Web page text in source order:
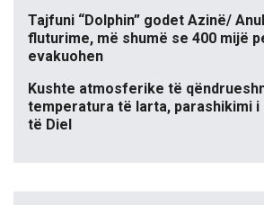
Tajfuni “Dolphin” godet Azinë/
fluturime, më shumë se 400 mijë
evakuohen
Kushte atmosferike të
temperatura të larta, parashikimi
të Diel